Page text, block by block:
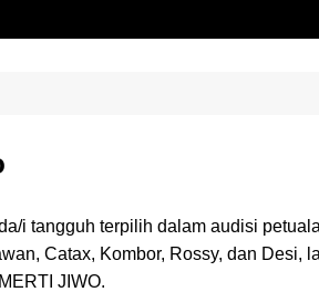
Merti Jiwo 2023
i tangguh terpilih dalam audisi
Catax, Kombor, Rossy, dan Desi,
JIWO.